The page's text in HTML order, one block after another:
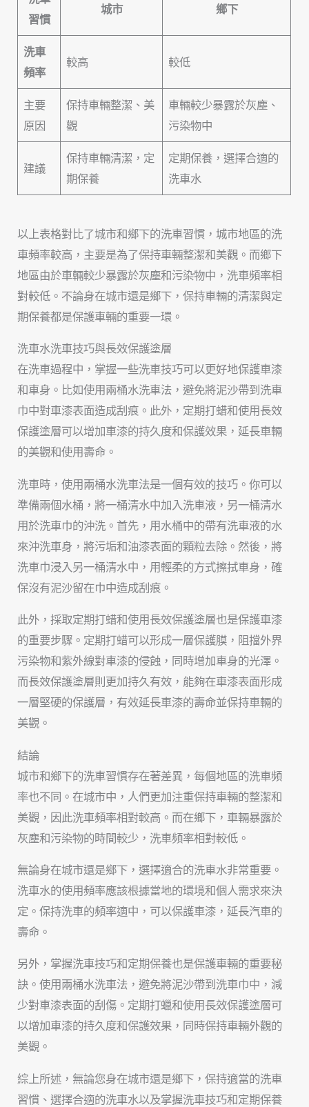
習慣
城市 鄉下
洗車
頻率
較高 較低
主要
原因
保持車輛整潔、美
觀
車輛較少暴露於灰塵、
污染物中
建議
保持車輛清潔，定
期保養
定期保養，選擇合適的
洗車水
以上表格對比了城市和鄉下的洗車習慣，城市地區的洗
車頻率較高，主要是為了保持車輛整潔和美觀。而鄉下
地區由於車輛較少暴露於灰塵和污染物中，洗車頻率相
對較低。不論身在城市還是鄉下，保持車輛的清潔與定
期保養都是保護車輛的重要一環。
洗車水洗車技巧與長效保護塗層
在洗車過程中，掌握一些洗車技巧可以更好地保護車漆
和車身。比如使用兩桶水洗車法，避免將泥沙帶到洗車
巾中對車漆表面造成刮痕。此外，定期打蜡和使用長效
保護塗層可以增加車漆的持久度和保護效果，延長車輛
的美觀和使用壽命。
洗車時，使用兩桶水洗車法是一個有效的技巧。你可以
準備兩個水桶，將一桶清水中加入洗車液，另一桶清水
用於洗車巾的沖洗。首先，用水桶中的帶有洗車液的水
來沖洗車身，將污垢和油漆表面的顆粒去除。然後，將
洗車巾浸入另一桶清水中，用輕柔的方式擦拭車身，確
保沒有泥沙留在巾中造成刮痕。
此外，採取定期打蜡和使用長效保護塗層也是保護車漆
的重要步驟。定期打蜡可以形成一層保護膜，阻擋外界
污染物和紫外線對車漆的侵蝕，同時增加車身的光澤。
而長效保護塗層則更加持久有效，能夠在車漆表面形成
一層堅硬的保護層，有效延長車漆的壽命並保持車輛的
美觀。
結論
城市和鄉下的洗車習慣存在著差異，每個地區的洗車頻
率也不同。在城市中，人們更加注重保持車輛的整潔和
美觀，因此洗車頻率相對較高。而在鄉下，車輛暴露於
灰塵和污染物的時間較少，洗車頻率相對較低。
無論身在城市還是鄉下，選擇適合的洗車水非常重要。
洗車水的使用頻率應該根據當地的環境和個人需求來決
定。保持洗車的頻率適中，可以保護車漆，延長汽車的
壽命。
另外，掌握洗車技巧和定期保養也是保護車輛的重要秘
訣。使用兩桶水洗車法，避免將泥沙帶到洗車巾中，減
少對車漆表面的刮傷。定期打蠟和使用長效保護塗層可
以增加車漆的持久度和保護效果，同時保持車輛外觀的
美觀。
綜上所述，無論您身在城市還是鄉下，保持適當的洗車
習慣、選擇合適的洗車水以及掌握洗車技巧和定期保養